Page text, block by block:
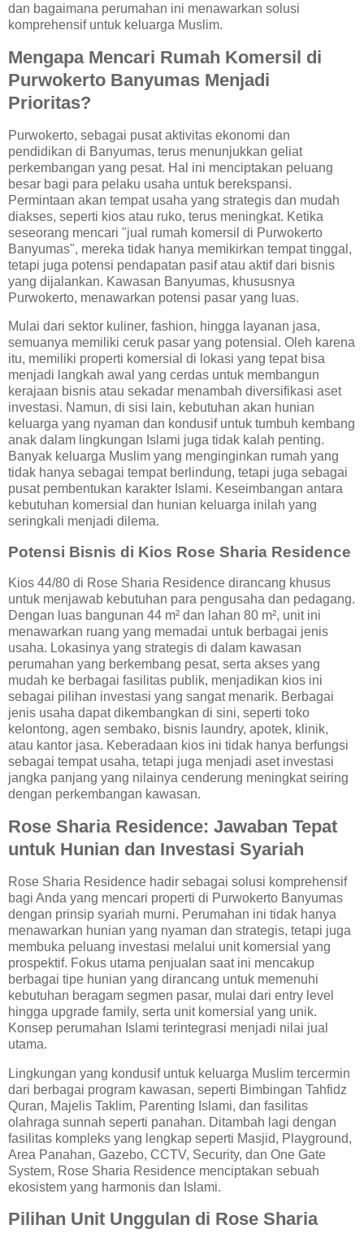
dan bagaimana perumahan ini menawarkan solusi
komprehensif untuk keluarga Muslim.
Mengapa Mencari Rumah Komersil di
Purwokerto Banyumas Menjadi
Prioritas?
Purwokerto, sebagai pusat aktivitas ekonomi dan
pendidikan di Banyumas, terus menunjukkan geliat
perkembangan yang pesat. Hal ini menciptakan peluang
besar bagi para pelaku usaha untuk berekspansi.
Permintaan akan tempat usaha yang strategis dan mudah
diakses, seperti kios atau ruko, terus meningkat. Ketika
seseorang mencari "jual rumah komersil di Purwokerto
Banyumas", mereka tidak hanya memikirkan tempat tinggal,
tetapi juga potensi pendapatan pasif atau aktif dari bisnis
yang dijalankan. Kawasan Banyumas, khususnya
Purwokerto, menawarkan potensi pasar yang luas.
Mulai dari sektor kuliner, fashion, hingga layanan jasa,
semuanya memiliki ceruk pasar yang potensial. Oleh karena
itu, memiliki properti komersial di lokasi yang tepat bisa
menjadi langkah awal yang cerdas untuk membangun
kerajaan bisnis atau sekadar menambah diversifikasi aset
investasi. Namun, di sisi lain, kebutuhan akan hunian
keluarga yang nyaman dan kondusif untuk tumbuh kembang
anak dalam lingkungan Islami juga tidak kalah penting.
Banyak keluarga Muslim yang menginginkan rumah yang
tidak hanya sebagai tempat berlindung, tetapi juga sebagai
pusat pembentukan karakter Islami. Keseimbangan antara
kebutuhan komersial dan hunian keluarga inilah yang
seringkali menjadi dilema.
Potensi Bisnis di Kios Rose Sharia Residence
Kios 44/80 di Rose Sharia Residence dirancang khusus
untuk menjawab kebutuhan para pengusaha dan pedagang.
Dengan luas bangunan 44 m² dan lahan 80 m², unit ini
menawarkan ruang yang memadai untuk berbagai jenis
usaha. Lokasinya yang strategis di dalam kawasan
perumahan yang berkembang pesat, serta akses yang
mudah ke berbagai fasilitas publik, menjadikan kios ini
sebagai pilihan investasi yang sangat menarik. Berbagai
jenis usaha dapat dikembangkan di sini, seperti toko
kelontong, agen sembako, bisnis laundry, apotek, klinik,
atau kantor jasa. Keberadaan kios ini tidak hanya berfungsi
sebagai tempat usaha, tetapi juga menjadi aset investasi
jangka panjang yang nilainya cenderung meningkat seiring
dengan perkembangan kawasan.
Rose Sharia Residence: Jawaban Tepat
untuk Hunian dan Investasi Syariah
Rose Sharia Residence hadir sebagai solusi komprehensif
bagi Anda yang mencari properti di Purwokerto Banyumas
dengan prinsip syariah murni. Perumahan ini tidak hanya
menawarkan hunian yang nyaman dan strategis, tetapi juga
membuka peluang investasi melalui unit komersial yang
prospektif. Fokus utama penjualan saat ini mencakup
berbagai tipe hunian yang dirancang untuk memenuhi
kebutuhan beragam segmen pasar, mulai dari entry level
hingga upgrade family, serta unit komersial yang unik.
Konsep perumahan Islami terintegrasi menjadi nilai jual
utama.
Lingkungan yang kondusif untuk keluarga Muslim tercermin
dari berbagai program kawasan, seperti Bimbingan Tahfidz
Quran, Majelis Taklim, Parenting Islami, dan fasilitas
olahraga sunnah seperti panahan. Ditambah lagi dengan
fasilitas kompleks yang lengkap seperti Masjid, Playground,
Area Panahan, Gazebo, CCTV, Security, dan One Gate
System, Rose Sharia Residence menciptakan sebuah
ekosistem yang harmonis dan Islami.
Pilihan Unit Unggulan di Rose Sharia